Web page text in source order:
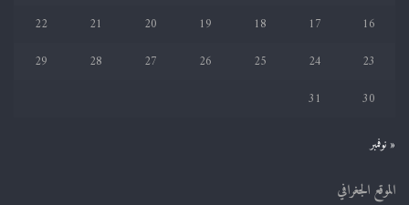
16
17
18
19
20
21
22
23
24
25
26
27
28
29
30
31
« نوفمبر
الموقع الجغرافي